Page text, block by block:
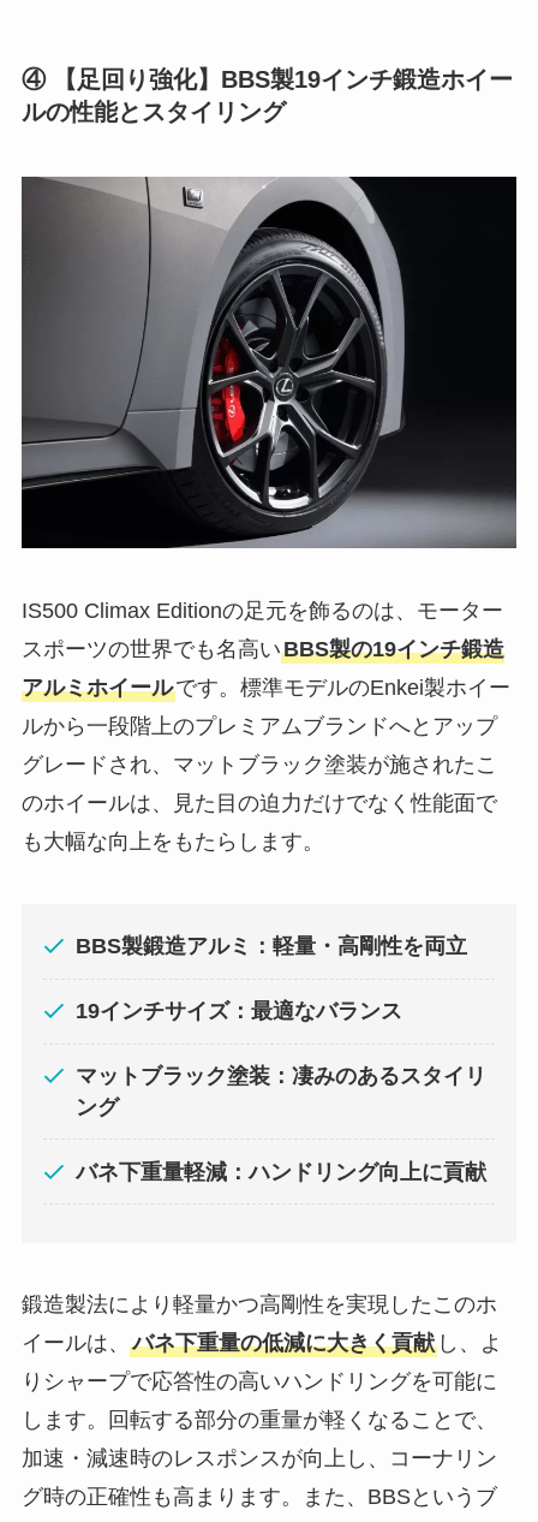
④ 【足回り強化】BBS製19インチ鍛造ホイー
ルの性能とスタイリング
IS500 Climax Editionの足元を飾るのは、モーター
スポーツの世界でも名高いBBS製の19インチ鍛造
アルミホイールです。標準モデルのEnkei製ホイー
ルから一段階上のプレミアムブランドへとアップ
グレードされ、マットブラック塗装が施されたこ
のホイールは、見た目の迫力だけでなく性能面で
も大幅な向上をもたらします。
BBS製鍛造アルミ：軽量・高剛性を両立
19インチサイズ：最適なバランス
マットブラック塗装：凄みのあるスタイリ
ング
バネ下重量軽減：ハンドリング向上に貢献
鍛造製法により軽量かつ高剛性を実現したこのホ
イールは、 バネ下重量の低減に大きく貢献し、よ
りシャープで応答性の高いハンドリングを可能に
します。回転する部分の重量が軽くなることで、
加速・減速時のレスポンスが向上し、コーナリン
グ時の正確性も高まります。また、BBSというブ